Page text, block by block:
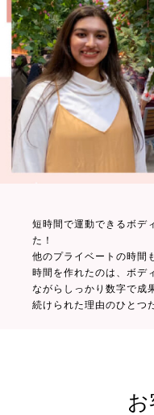
短時間で運動できるボデ
た！
他のプライベートの時間
時間を作れたのは、ボデ
ながらしっかり数字で成
続けられた理由のひとつ